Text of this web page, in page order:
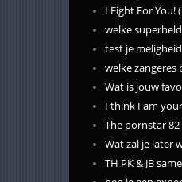
I Fight For You!
welke
test je meligheid
welke zangeres
Wat is jouw
I think I am
The pornstar 82
Wat zal je later
TH PK & JB